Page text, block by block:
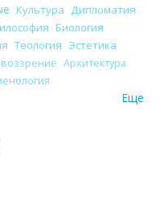
Культура
Дипломатия
Биология
Теология Эстетика
Архитектура
Еще